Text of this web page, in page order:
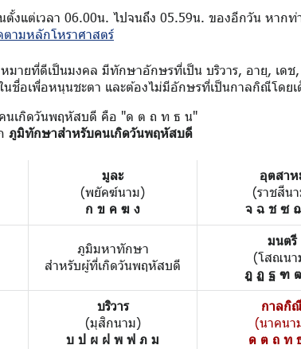
ตั้งแต่เวลา 06.00น. ไปจนถึง 05.59น. ของอีกวัน หาก
ามหลักโหราศาสตร์
มายที่ดีเป็นมงคล มีทักษาอักษรที่เป็น บริวาร, อายุ, เดช
นชื่อเพื่อหนุนชะตา และต้องไม่มีอักษรที่เป็นกาลกิณีโดย
นเกิดวันพฤหัสบดี คือ "ด ต ถ ท ธ น"
ภูมิทักษาสำหรับคนเกิดวันพฤหัสบดี
มูละ
(พยัคฆ์นาม)
ก ข ค ฆ ง
อุตสาห
(ราชสีน
จ ฉ ช ซ
ภูมิมหาทักษา
สำหรับผู้ที่เกิดวันพฤหัสบดี
มนตรี
(โสณนา
ฎ ฏ ฐ ฑ
บริวาร
(มุสิกนาม)
บ ป ผ ฝ พ ฟ ภ ม
กาลกิ
(นาคนา
ด ต ถ ท